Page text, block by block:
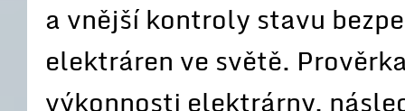
a vnější kontroly stavu
elektráren ve světě.
výkonnosti elektrárny,